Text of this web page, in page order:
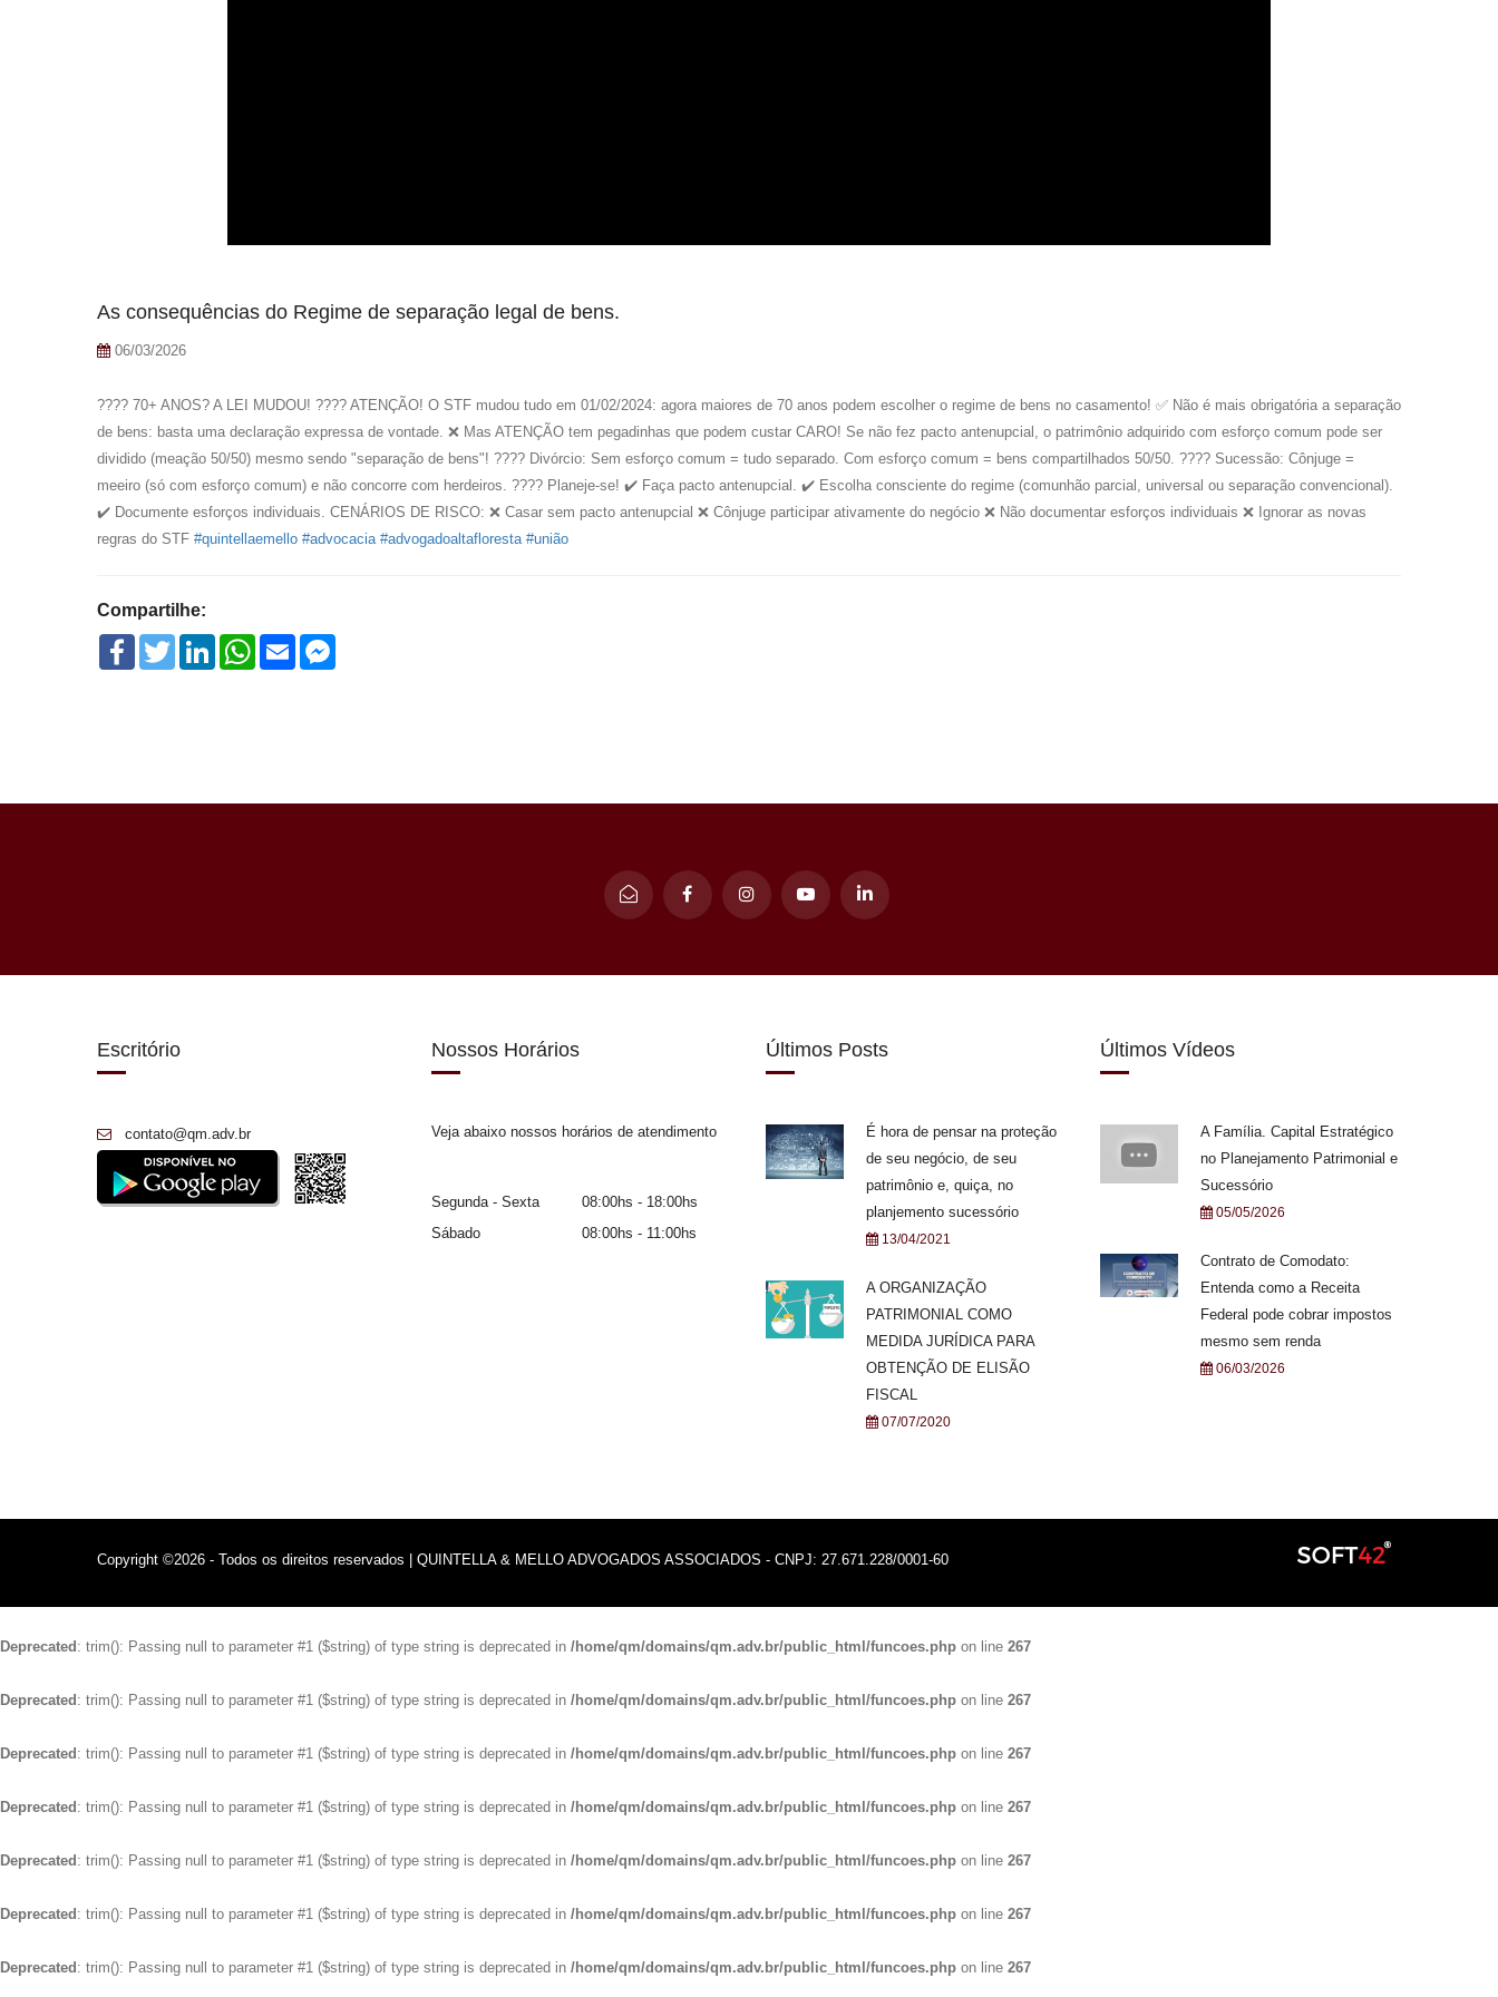
As consequências do Regime de separação legal de bens.
06/03/2026
???? 70+ ANOS? A LEI MUDOU! ???? ATENÇÃO! O STF mudou tudo em 01/02/2024: agora maiores de 70 anos podem escolher o regime de bens no casamento! ✅ Não é mais obrigatória a separação
de bens: basta uma declaração expressa de vontade. ❌ Mas ATENÇÃO tem pegadinhas que podem custar CARO! Se não fez pacto antenupcial, o patrimônio adquirido com esforço comum pode ser
dividido (meação 50/50) mesmo sendo "separação de bens"! ???? Divórcio: Sem esforço comum = tudo separado. Com esforço comum = bens compartilhados 50/50. ???? Sucessão: Cônjuge =
meeiro (só com esforço comum) e não concorre com herdeiros. ????️ Planeje-se! ✔️ Faça pacto antenupcial. ✔️ Escolha consciente do regime (comunhão parcial, universal ou separação convencional).
✔️ Documente esforços individuais. CENÁRIOS DE RISCO: ❌ Casar sem pacto antenupcial ❌ Cônjuge participar ativamente do negócio ❌ Não documentar esforços individuais ❌ Ignorar as novas
regras do STF #quintellaemello #advocacia #advogadoaltafloresta #união
Compartilhe:
FacebookTwitter LinkedInWhatsApp
Email
Escritório
contato@qm.adv.br
Nossos Horários
Veja abaixo nossos horários de atendimento
Segunda - Sexta
08:00hs - 18:00hs
Sábado
08:00hs - 11:00hs
Últimos Posts
É hora de pensar na proteção
de seu negócio, de seu
patrimônio e, quiça, no
planjemento sucessório
13/04/2021
A ORGANIZAÇÃO
PATRIMONIAL COMO
MEDIDA JURÍDICA PARA
OBTENÇÃO DE ELISÃO
FISCAL
07/07/2020
Últimos Vídeos
A Família. Capital Estratégico
no Planejamento Patrimonial e
Sucessório
05/05/2026
Contrato de Comodato:
Entenda como a Receita
Federal pode cobrar impostos
mesmo sem renda
06/03/2026
Copyright ©2026 - Todos os direitos reservados | QUINTELLA & MELLO ADVOGADOS ASSOCIADOS - CNPJ: 27.671.228/0001-60
Deprecated : trim(): Passing null to parameter #1 ($string) of type string is deprecated in /home/qm/domains/qm.adv.br/public_html/funcoes.php on line 267
Deprecated : trim(): Passing null to parameter #1 ($string) of type string is deprecated in /home/qm/domains/qm.adv.br/public_html/funcoes.php on line 267
Deprecated : trim(): Passing null to parameter #1 ($string) of type string is deprecated in /home/qm/domains/qm.adv.br/public_html/funcoes.php on line 267
Deprecated : trim(): Passing null to parameter #1 ($string) of type string is deprecated in /home/qm/domains/qm.adv.br/public_html/funcoes.php on line 267
Deprecated : trim(): Passing null to parameter #1 ($string) of type string is deprecated in /home/qm/domains/qm.adv.br/public_html/funcoes.php on line 267
Deprecated : trim(): Passing null to parameter #1 ($string) of type string is deprecated in /home/qm/domains/qm.adv.br/public_html/funcoes.php on line 267
Deprecated : trim(): Passing null to parameter #1 ($string) of type string is deprecated in /home/qm/domains/qm.adv.br/public_html/funcoes.php on line 267